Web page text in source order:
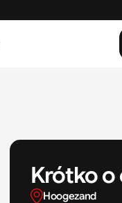
Krótko
Hoogezand